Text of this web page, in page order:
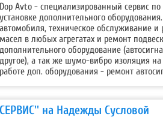
Dop Avto - специализированный сервис
установке дополнительного
автомобиля, техническое обслуживание
масел в любых агрегатах и ремонт
дополнительного оборудование
другое), а так же шумо-вибро изоляция
работе доп. оборудования - ремонт
на Надежды Сусловой